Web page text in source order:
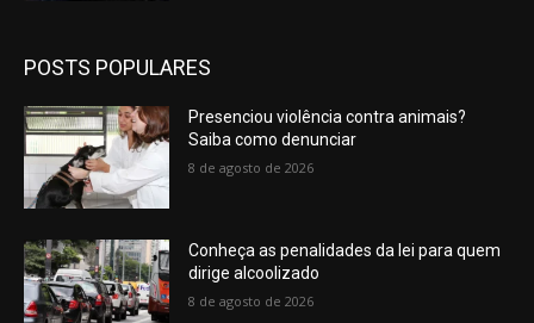
POSTS POPULARES
Presenciou violência contra animais?
Saiba como denunciar
8 de agosto de 2026
Conheça as penalidades da lei para quem
dirige alcoolizado
8 de agosto de 2026